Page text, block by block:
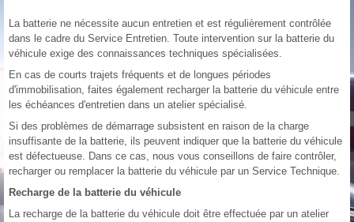
La batterie ne nécessite aucun entretien et est régulièrement contrôlée
dans le cadre du Service Entretien. Toute intervention sur la batterie du
véhicule exige des connaissances techniques spécialisées.
En cas de courts trajets fréquents et de longues périodes
d'immobilisation, faites également recharger la batterie du véhicule entre
les échéances d'entretien dans un atelier spécialisé.
Si des problèmes de démarrage subsistent en raison de la charge
insuffisante de la batterie, ils peuvent indiquer que la batterie du véhicule
est défectueuse. Dans ce cas, nous vous conseillons de faire contrôler,
recharger ou remplacer la batterie du véhicule par un Service Technique.
Recharge de la batterie du véhicule
La recharge de la batterie du véhicule doit être effectuée par un atelier